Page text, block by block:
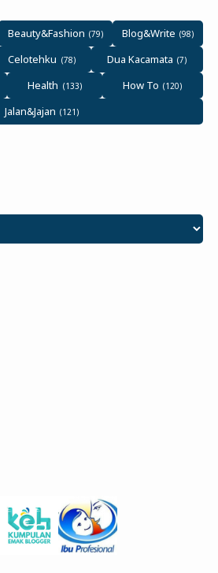
Beauty&Fashion
Blog&Write
Celotehku
Dua Kacamata
Health
How To
Jalan&Jajan